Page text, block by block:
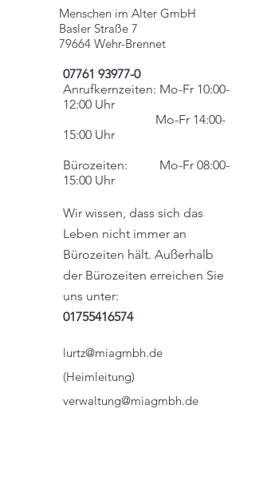
Menschen im Alter GmbH
Basler Straße 7
79664 Wehr-Brennet
07761 93977-0
Anrufkernzeiten: Mo-Fr 10:00-
12:00 Uhr
Mo-Fr 14:00-
15:00 Uhr
Bürozeiten: Mo-Fr 08:00-
15:00 Uhr
Wir wissen, dass sich das
Leben nicht immer an
Bürozeiten hält. Außerhalb
der Bürozeiten erreichen Sie
uns unter:
01755416574
lurtz@miagmbh.de
(Heimleitung)
verwaltung@miagmbh.de